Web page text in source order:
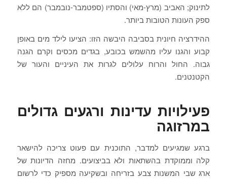
לתינוק; האביב (מרץ-מאי) והסתיו (ספטמבר-נובמבר) הם ללא
ספק העונות הטובות ביותר.
ההידרציה חיונית בסביבה היבשה הזו: הציעו לילד מים באופן
קבוע והגנו עליו מהשמש בכובע, בגדים מכסים וקרם הגנה
גבוה. החול והרוח עלולים לגרות את העיניים והעור של
הקטנטנים.
פעילויות עדינות ורגעים גדולים
במרזוגה
ברגע שמגיעים למדבר, התוכנית עם פעוט צריכה להישאר
קלה וממוקדת בהשתאות ולא בביצועים. מחזה הדיונות של
ארג שבי המשנות צבע בזריחה ובשקיעה מספיק כדי לרשום